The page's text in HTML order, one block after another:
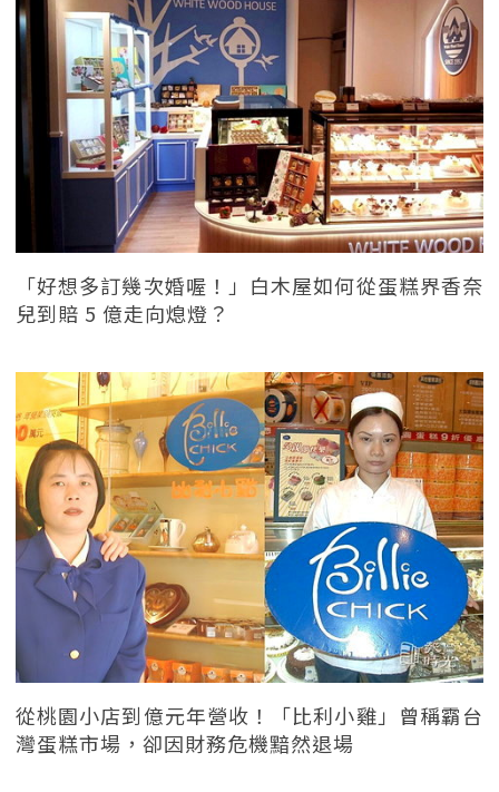
「好想多訂幾次婚喔！」白木屋如何從蛋糕界香奈
兒到賠 5 億走向熄燈？
從桃園小店到億元年營收！「比利小雞」曾稱霸台
灣蛋糕市場，卻因財務危機黯然退場